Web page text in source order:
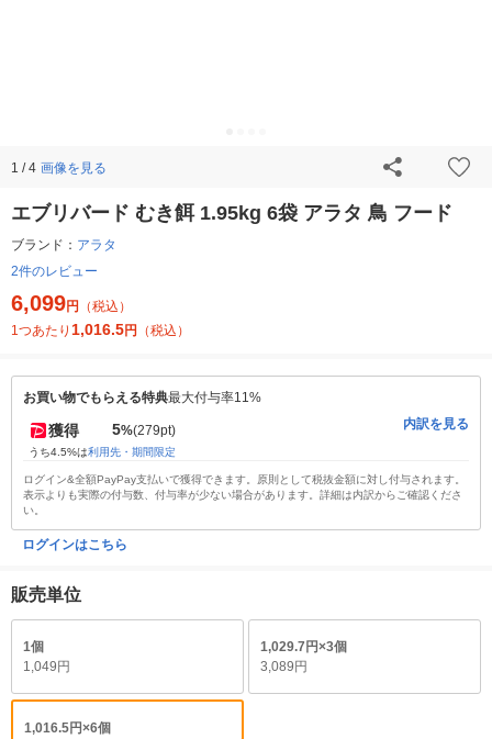
1 / 4 画像を見る
エブリバード むき餌 1.95kg 6袋 アラタ 鳥 フード
ブランド： アラタ
2件のレビュー
6,099円
（税込）
1つあたり 1,016.5円 （税込）
お買い物でもらえる特典最大付与率11%
獲得 5%(279pt)
うち4.5%は利用先・期間限定
内訳を見る
ログイン&全額PayPay支払いで獲得できます。原則として税抜金額に対し付与されます。
表示よりも実際の付与数、付与率が少ない場合があります。詳細は内訳からご確認くださ
い。
ログインはこちら
販売単位
1個
1,049円
1,029.7円×3個
3,089円
1,016.5円×6個